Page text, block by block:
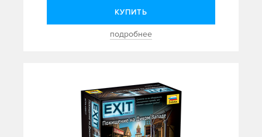
КУПИТЬ
подробнее